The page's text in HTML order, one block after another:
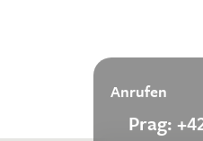
Anrufen
Prag: